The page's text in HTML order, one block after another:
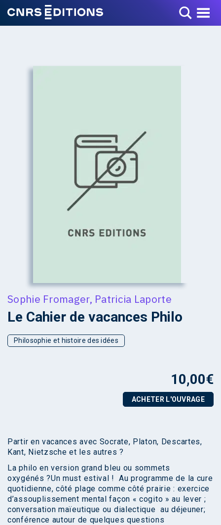
Toggle Menu
Sophie Fromager, Patricia Laporte
Le Cahier de vacances Philo
Philosophie et histoire des idées
10,00€
ACHETER L'OUVRAGE
Partir en vacances avec Socrate, Platon, Descartes,
Kant, Nietzsche et les autres ?
La philo en version grand bleu ou sommets
oxygénés ?Un must estival ! Au programme de la cure
quotidienne, côté plage comme côté prairie : exercice
d’assouplissement mental façon « cogito » au lever ;
conversation maïeutique ou dialectique au déjeuner;
conférence autour de quelques questions